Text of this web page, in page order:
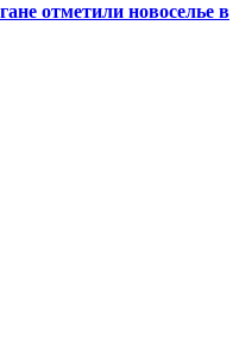
отметили новоселье в